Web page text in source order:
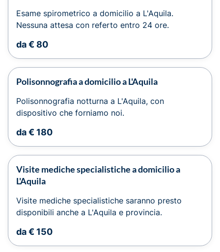
Esame spirometrico a domicilio a L'Aquila.
Nessuna attesa con referto entro 24 ore.
da € 80
Polisonnografia a domicilio a L'Aquila
Polisonnografia notturna a L'Aquila, con
dispositivo che forniamo noi.
da € 180
Visite mediche specialistiche a domicilio a
L'Aquila
Visite mediche specialistiche saranno presto
disponibili anche a L'Aquila e provincia.
da € 150